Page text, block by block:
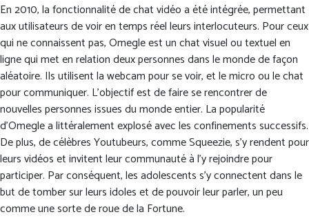
En 2010, la fonctionnalité de chat vidéo a été intégrée, permettant
aux utilisateurs de voir en temps réel leurs interlocuteurs. Pour ceux
qui ne connaissent pas, Omegle est un chat visuel ou textuel en
ligne qui met en relation deux personnes dans le monde de façon
aléatoire. Ils utilisent la webcam pour se voir, et le micro ou le chat
pour communiquer. L’objectif est de faire se rencontrer de
nouvelles personnes issues du monde entier. La popularité
d’Omegle a littéralement explosé avec les confinements successifs.
De plus, de célèbres Youtubeurs, comme Squeezie, s’y rendent pour
leurs vidéos et invitent leur communauté à l’y rejoindre pour
participer. Par conséquent, les adolescents s’y connectent dans le
but de tomber sur leurs idoles et de pouvoir leur parler, un peu
comme une sorte de roue de la Fortune.